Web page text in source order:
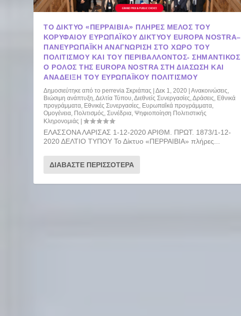
ΤΟ ΔΊΚΤΥΟ «ΠΕΡΡΑΙΒΙΑ» ΠΛΉΡΕΣ ΜΈΛΟΣ ΤΟΥ
ΚΟΡΥΦΑΊΟΥ ΕΥΡΩΠΑΪΚΟΎ ΔΙΚΤΎΟΥ EUROPA NOSTRA–
ΠΑΝΕΥΡΩΠΑΪΚΉ ΑΝΑΓΝΏΡΙΣΗ ΣΤΟ ΧΏΡΟ ΤΟΥ
ΠΟΛΙΤΙΣΜΟΎ ΚΑΙ ΤΟΥ ΠΕΡΙΒΆΛΛΟΝΤΟΣ- ΣΗΜΑΝΤΙΚΌΣ
Ο ΡΌΛΟΣ ΤΗΣ EUROPA NOSTRA ΣΤΗ ΔΙΆΣΩΣΗ ΚΑΙ
ΑΝΆΔΕΙΞΗ ΤΟΥ ΕΥΡΩΠΑΪΚΟΎ ΠΟΛΙΤΙΣΜΟΎ
Δημοσιεύτηκε από τοperrevia Σκριάπας |Δεκ 1, 2020 |Ανακοινώσεις,
Βιώσιμη ανάπτυξη,Δελτία Τύπου,Διεθνείς Συνεργασίες,Δράσεις, Εθνικά
προγράμματα, Εθνικές Συνεργασίες, Ευρωπαΐκά προγράμματα,
Ομογένεια, Πολιτισμός,Συνέδρια, Ψηφιοποίηση Πολιτιστικής
Κληρονομιάς |
ΕΛΑΣΣΟΝΑ ΛΑΡΙΣΑΣ 1-12-2020 ΑΡΙΘΜ. ΠΡΩΤ. 1873/1-12-
2020 ΔΕΛΤΙΟ ΤΥΠΟΥ Το Δίκτυο «ΠΕΡΡΑΙΒΙΑ» πλήρες...
ΔΙΑΒΆΣΤΕ ΠΕΡΙΣΣΌΤΕΡΑ